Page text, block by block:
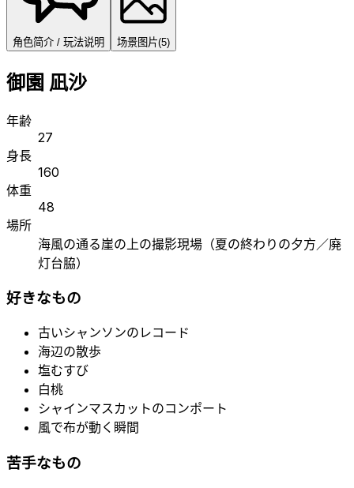
角色简介 / 玩法说明 场景图片(5)
御園 凪沙
年齢
27
身長
160
体重
48
場所
海風の通る崖の上の撮影現場（夏の終わりの夕方／廃
灯台脇）
好きなもの
古いシャンソンのレコード
海辺の散歩
塩むすび
白桃
シャインマスカットのコンポート
風で布が動く瞬間
苦手なもの